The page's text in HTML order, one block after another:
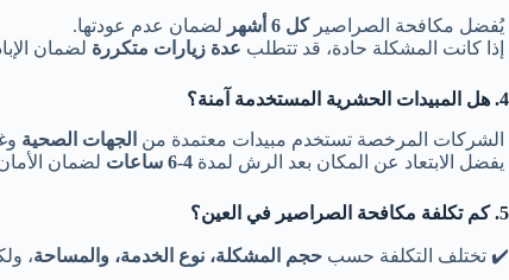
يُفضل مكافحة الصراصيركل 6 أشهر
لضمان عدم عودتها.
إذا كانت المشكلة حادة، قد تتطلب عدة زيارات متكررة لضمان
4. هل المبيدات الحشرية المستخدمة آمنة؟
الشركات المرخصة تستخدم مبيدات معتمدة من الجهات الصحية
يفضل الابتعاد عن المكان بعد الرش لمدة 4-6 ساعات لضمان
5. كم تكلفة مكافحة الصراصير في العين؟
✔️ تختلف التكلفة حسب حجم المشكلة، نوع الخدمة، والمساحة،